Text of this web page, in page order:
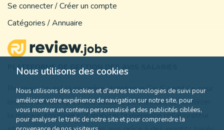
Nous utilisons des cookies
Nous utilisons des cookies et d'autres technologies de suivi pour
améliorer votre expérience de navigation sur notre site, pour
vous montrer un contenu personnalisé et des publicités ciblées,
pour analyser le trafic de notre site et pour comprendre la
PLATEFORME DE GESTION DES AVIS SALARIÉS
Review.jobs est la première plateforme SaaS certifiée pour
les avis authentiques des salariés, permettant de renforcer
la marque employeur, d’analyser l’expérience collaborateur
Se connecter / Créer un compte
Catégories / Annuaire